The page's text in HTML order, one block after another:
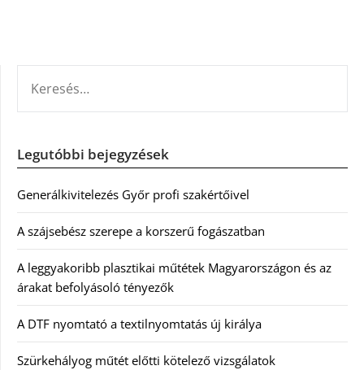
Legutóbbi bejegyzések
Generálkivitelezés Győr profi szakértőivel
A szájsebész szerepe a korszerű fogászatban
A leggyakoribb plasztikai műtétek Magyarországon és az
árakat befolyásoló tényezők
A DTF nyomtató a textilnyomtatás új királya
Szürkehályog műtét előtti kötelező vizsgálatok